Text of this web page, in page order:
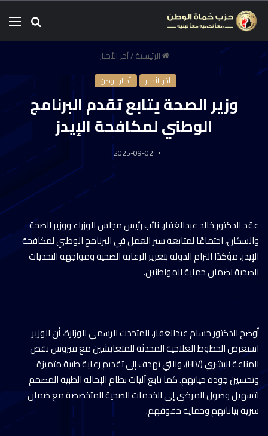
الرئيسية/آخر الأخبار
آخر الأخبار أخبار الوطن
وزير الصحة يتابع تقدم البرنامج
الوطني لمكافحة الإيدز
2025-09-02
عقد الدكتور خالد عبدالغفار، نائب رئيس مجلس الوزراء ووزير الصحة
والسكان، اجتماعًا لمتابعة سير العمل في البرنامج الوطني لمكافحة
الإيدز، مؤكدًا التزام الدولة بتعزيز الرعاية الصحية ومواجهة التحديات
الصحية لضمان حماية المواطنين.
أوضح الدكتور حسام عبدالغفار، المتحدث الرسمي للوزارة، أن الوزير
استعرض الخطوط العلاجية المحدثة للمتعايشين مع فيروس نقص
المناعة البشري (HIV)، والتي تهدف إلى تقديم رعاية طبية متميزة
وتحسين جودة حياتهم. كما تابع آليات نظام الإحالة الطبية المصمم
لتسهيل وصول المرضى إلى الخدمات الصحية المتخصصة مع ضمان
سرية بياناتهم وحماية حقوقهم.